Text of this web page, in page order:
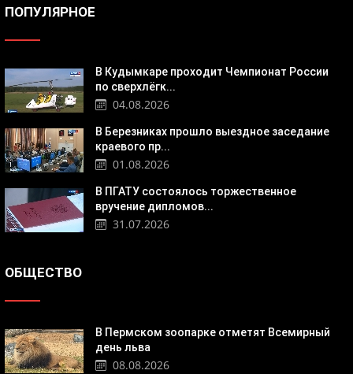
ПОПУЛЯРНОЕ
В Кудымкаре проходит Чемпионат России
по сверхлёгк...
04.08.2026
В Березниках прошло выездное заседание
краевого пр...
01.08.2026
В ПГАТУ состоялось торжественное
вручение дипломов...
31.07.2026
ОБЩЕСТВО
В Пермском зоопарке отметят Всемирный
день льва
08.08.2026